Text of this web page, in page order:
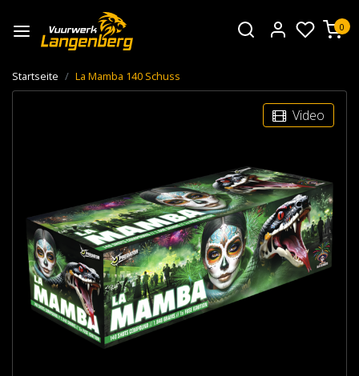
0
Startseite La Mamba 140 Schuss
Video